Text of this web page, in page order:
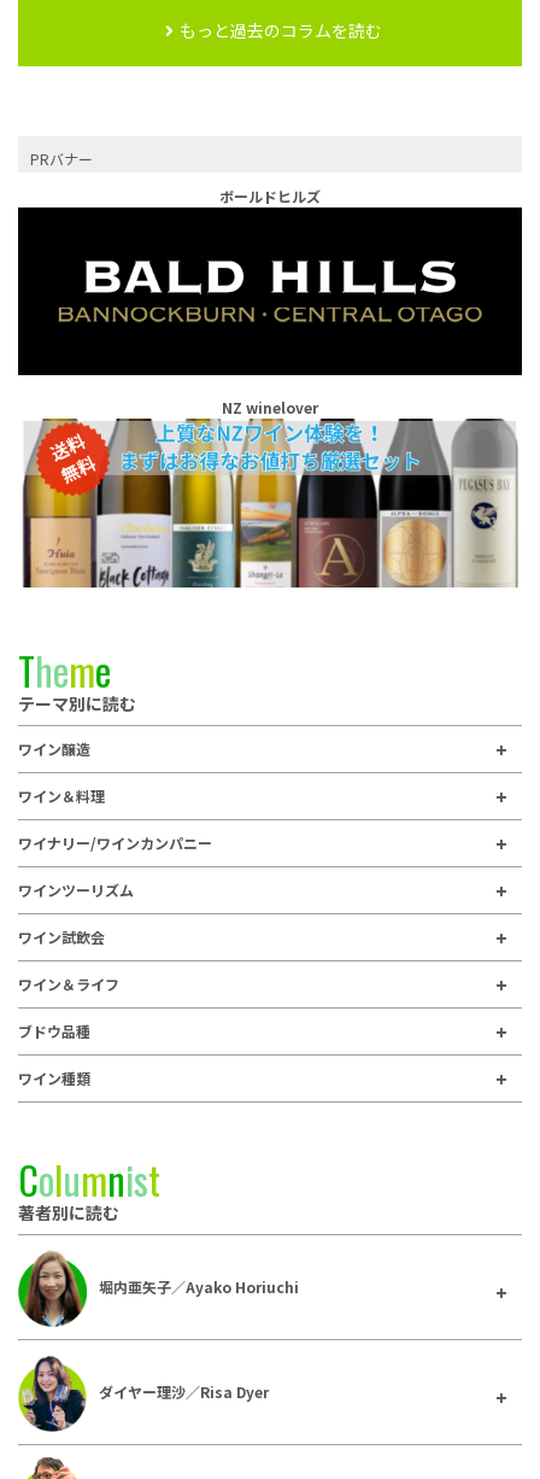
もっと過去のコラムを読む
PRバナー
ボールドヒルズ
NZ winelover
Theme
テーマ別に読む
ワイン醸造
ワイン＆料理
ワイナリー/ワインカンパニー
ワインツーリズム
ワイン試飲会
ワイン＆ライフ
ブドウ品種
ワイン種類
Columnist
著者別に読む
堀内亜矢子／Ayako Horiuchi
ダイヤー理沙／Risa Dyer